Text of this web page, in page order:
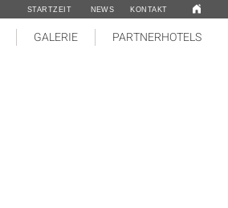
GALERIE PARTNERHOTELS
STARTZEIT NEWS KONTAKT